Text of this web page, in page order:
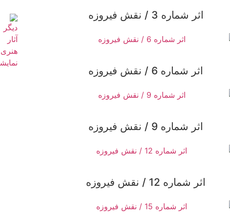
اثر شماره 3 / نقش فیروزه
اثر شماره 6 / نقش فیروزه
اثر شماره 9 / نقش فیروزه
اثر شماره 12 / نقش فیروزه